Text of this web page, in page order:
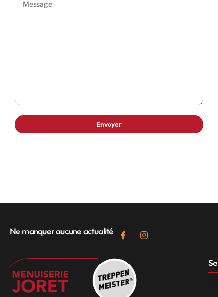
Ne manquer aucune actualité